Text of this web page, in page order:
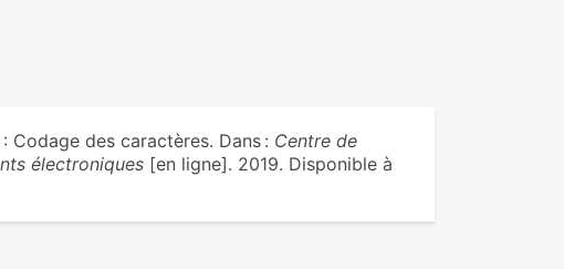
Codage des caractères. Dans : Centre de
électroniques [en ligne]. 2019. Disponible à